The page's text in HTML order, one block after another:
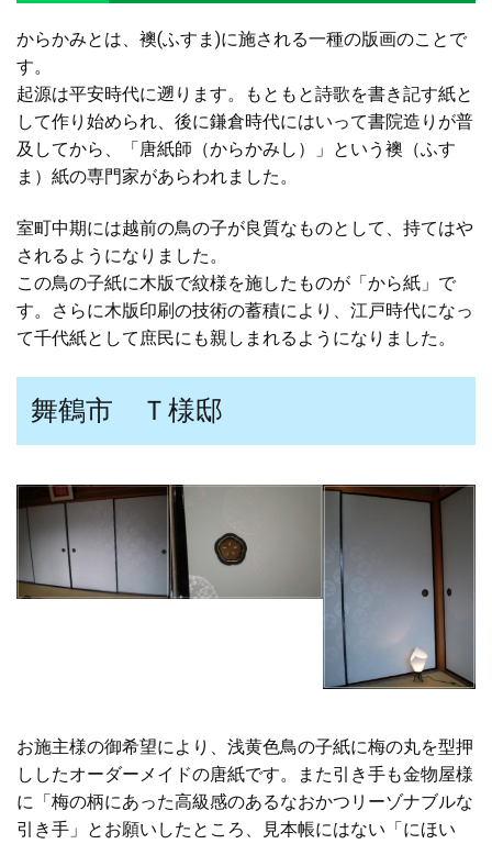
からかみとは、襖(ふすま)に施される一種の版画のことで
す。
起源は平安時代に遡ります。もともと詩歌を書き記す紙と
して作り始められ、後に鎌倉時代にはいって書院造りが普
及してから、「唐紙師（からかみし）」という襖（ふす
ま）紙の専門家があらわれました。
室町中期には越前の鳥の子が良質なものとして、持てはや
されるようになりました。
この鳥の子紙に木版で紋様を施したものが「から紙」で
す。さらに木版印刷の技術の蓄積により、江戸時代になっ
て千代紙として庶民にも親しまれるようになりました。
舞鶴市 Ｔ様邸
お施主様の御希望により、浅黄色鳥の子紙に梅の丸を型押
ししたオーダーメイドの唐紙です。また引き手も金物屋様
に「梅の柄にあった高級感のあるなおかつリーゾナブルな
引き手」とお願いしたところ、見本帳にはない「にほい